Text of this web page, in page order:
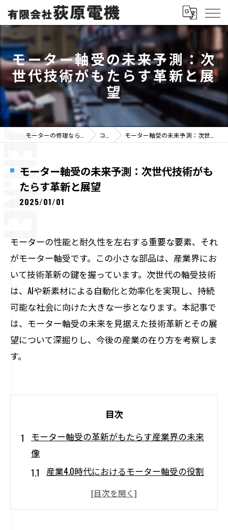
モーター軸受の未来予測：次
世代技術がもたらす革新と展
望
コラム モーター軸受の未来予測：次世代技術がもたらす革新と展望
モーター軸受の未来予測：次世代技術がも
たらす革新と展望
2025/01/01
モーターの性能と耐久性を左右する重要な要素、それ
がモーター軸受です。この小さな部品は、産業界にお
いて技術革新の鍵を握っています。次世代の軸受技術
は、AIや新素材による自動化と効率化を実現し、持続
可能な社会に向けた大きな一歩となります。本記事で
は、モーター軸受の未来を見据えた技術革新とその展
望について深掘りし、今後の産業の在り方を考察しま
す。
目次
モーター軸受の革新がもたらす産業界の未来
像
産業4.0時代におけるモーター軸受の役割
モーター軸受の革新がもたらす製造効率
の向上